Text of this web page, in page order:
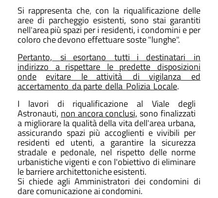
Si rappresenta che, con la riqualificazione delle
aree di parcheggio esistenti, sono stai garantiti
nell'areapiùspaziperi residenti, i condomini eper
coloro chedevono effettuaresoste"lunghe".
Pertanto,
si esortano tutti i destinatari in
indirizzo a rispettare le predette disposizioni
onde evitare le attività di vigilanza ed
accertamento da parte della Polizia Locale.
I lavori di riqualificazione al Viale degli
Astronauti, non ancora conclusi, sono finalizzati
a migliorare la qualità della vita dell'area urbana,
assicurando spazi più accoglienti e vivibili per
residenti ed utenti, a garantire la sicurezza
stradale e pedonale, nel rispetto delle norme
urbanistiche vigenti econ l'obiettivo di eliminare
lebarriere architettonicheesistenti.
Si chiede agli Amministratori dei condomini di
darecomunicazioneaicondomini.